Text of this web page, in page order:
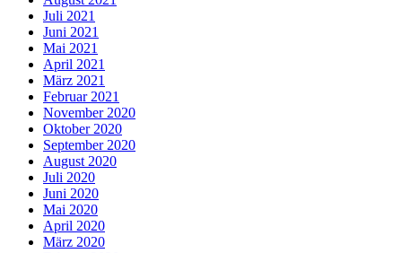
Juli 2021
Juni 2021
Mai 2021
April 2021
März 2021
Februar 2021
November 2020
Oktober 2020
September 2020
August 2020
Juli 2020
Juni 2020
Mai 2020
April 2020
März 2020